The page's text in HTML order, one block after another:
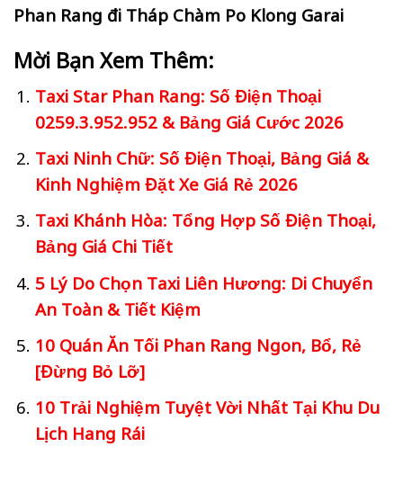
Phan Rang đi Tháp Chàm Po Klong Garai
Mời Bạn Xem Thêm:
Taxi Star Phan Rang: Số Điện Thoại
0259.3.952.952 & Bảng Giá Cước 2026
Taxi Ninh Chữ: Số Điện Thoại, Bảng Giá &
Kinh Nghiệm Đặt Xe Giá Rẻ 2026
Taxi Khánh Hòa: Tổng Hợp Số Điện Thoại,
Bảng Giá Chi Tiết
5 Lý Do Chọn Taxi Liên Hương: Di Chuyển
An Toàn & Tiết Kiệm
10 Quán Ăn Tối Phan Rang Ngon, Bổ, Rẻ
[Đừng Bỏ Lỡ]
10 Trải Nghiệm Tuyệt Vời Nhất Tại Khu Du
Lịch Hang Rái